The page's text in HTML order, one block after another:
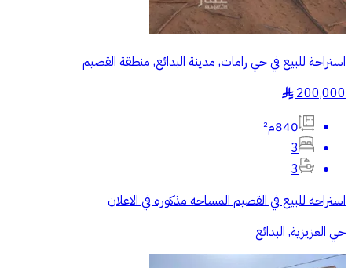
استراحة للبيع في حي رامات, مدينة البدائع, منطقة القصيم
200,000
§
840م²
3
3
استراحه للبيع في القصيم المساحه مذكوره في الاعلان
حي العزيزية, البدائع